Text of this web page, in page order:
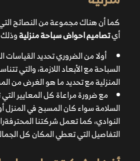
تحديد ما هو الغرض من المسبح.
مع ضرورة مراعاة كل المعايير التي
سواء كان المسبح في المنزل أو في
تعمل شركتنا المحترفةراما على كل
المكان كل الجماليات.
كما أن هناك مجموعة من النصائح
أيتصاميم احواض سباحة منزليةوذلك
أولا من الضروري تحديد القياسات
السباحة مع الأبعاد اللازمة، والتي
المنزلية مع تحديد ما هو الغرض من
مع ضرورة مراعاة كل المعايير
السلامة سواء كان المسبح في المنزل
النوادي، كما تعمل شركتنا المحترفة
التفاصيل التي تعطي المكان كل